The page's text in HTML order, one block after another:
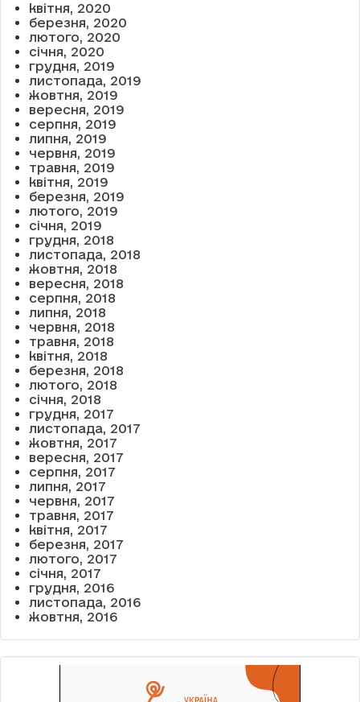
квітня, 2020
березня, 2020
лютого, 2020
січня, 2020
грудня, 2019
листопада, 2019
жовтня, 2019
вересня, 2019
серпня, 2019
липня, 2019
червня, 2019
травня, 2019
квітня, 2019
березня, 2019
лютого, 2019
січня, 2019
грудня, 2018
листопада, 2018
жовтня, 2018
вересня, 2018
серпня, 2018
липня, 2018
червня, 2018
травня, 2018
квітня, 2018
березня, 2018
лютого, 2018
січня, 2018
грудня, 2017
листопада, 2017
жовтня, 2017
вересня, 2017
серпня, 2017
липня, 2017
червня, 2017
травня, 2017
квітня, 2017
березня, 2017
лютого, 2017
січня, 2017
грудня, 2016
листопада, 2016
жовтня, 2016